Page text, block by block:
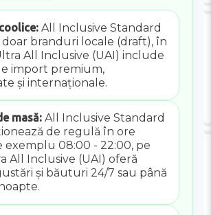
All Inclusive Standard
doar branduri locale (draft), în
All Inclusive (UAI) include
import premium,
și internaționale.
masă:All Inclusive Standard
de regulă în ore
exemplu 08:00 - 22:00, pe
All Inclusive (UAI) oferă
și băuturi 24/7 sau până